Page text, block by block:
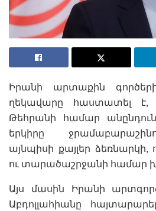
Իրանի արտաքին
ղեկավարը հաստատել
Թեհրանի համար
երկիրը
այնպիսի քայլեր ձեռնարկի,
ու տարածաշրջանի համար
Այս մասին Իրանի
Աբդոլլահիանը